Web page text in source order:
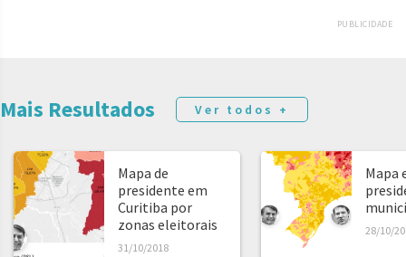
PUBLICIDADE
Mais Resultados Ver todos +
Mapa de
presidente em
Curitiba por
zonas eleitorais
31/10/2018
Mapa
28/10/